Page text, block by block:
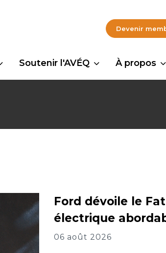
Devenir
Soutenir l'AVÉQ À propos
Ford dévoile le
électrique
06 août 2026